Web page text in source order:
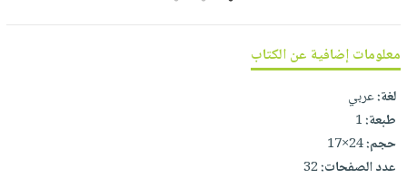
وفرات
انشر
كتابك
تواصل
معنا
معلومات إضافية عن الكتاب
لغة:عربي
طبعة:1
حجم:24×17
عدد الصفحات:32